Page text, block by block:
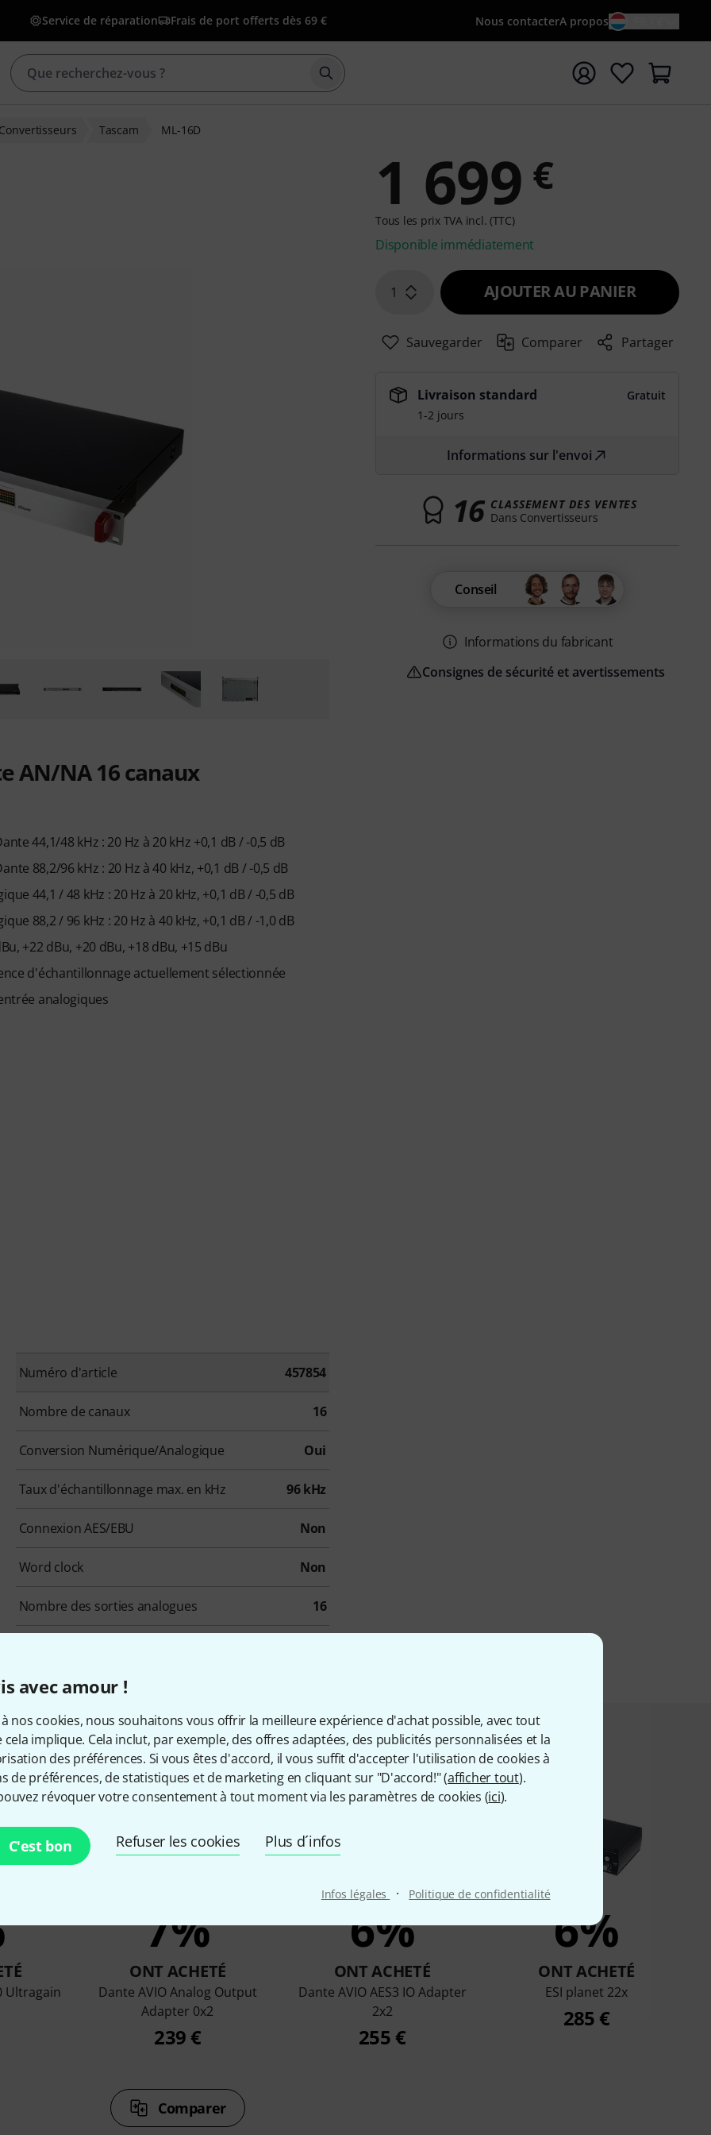
avec amour !
à nos cookies, nous souhaitons vous offrir la meilleure expérience d'achat possible, avec tout
cela implique. Cela inclut, par exemple, des offres adaptées, des publicités personnalisées et la
des préférences. Si vous êtes d'accord, il vous suffit d'accepter l'utilisation de cookies à
de préférences, de statistiques et de marketing en cliquant sur "D'accord!" (afficher tout).
révoquer votre consentement à tout moment via les paramètres de cookies (ici).
C'est bon Refuser les cookies Plus d´infos
Infos légales · Politique de confidentialité
Service de réparation Frais de port offerts dès 69 € Nous contacterA propos
Démarrer la recherche avec le terme de recherche
Convertisseurs Tascam ML-16D
clients
AN/NA 16 canaux
44,1/48 kHz : 20 Hz à 20 kHz +0,1 dB / -0,5 dB
88,2/96 kHz : 20 Hz à 40 kHz, +0,1 dB / -0,5 dB
44,1 / 48 kHz : 20 Hz à 20 kHz, +0,1 dB / -0,5 dB
88,2 / 96 kHz : 20 Hz à 40 kHz, +0,1 dB / -1,0 dB
+22 dBu, +20 dBu, +18 dBu, +15 dBu
d'échantillonnage actuellement sélectionnée
analogiques
Numéro d'article 457854
Nombre de canaux 16
Conversion Numérique/Analogique Oui
Taux d'échantillonnage max. en kHz 96 kHz
Connexion AES/EBU Non
Word clock Non
Nombre des sorties analogues 16
1 699 €
Tous les prix TVA incl. (TTC)
Disponible immédiatement
1 AJOUTER AU PANIER
Sauvegarder Comparer Partager
Livraison standard
Gratuit
1-2 jours
Informations sur l'envoi
16 CLASSEMENT DES VENTES
Dans Convertisseurs
Conseil
Informations du fabricant
Consignes de sécurité et avertissements
ont regardé ce produit ont acheté ceci
Ultragain
7%
ONT ACHETÉ
Dante AVIO Analog Output
Adapter 0x2
239 €
6%
ONT ACHETÉ
Dante AVIO AES3 IO Adapter
2x2
255 €
6%
ONT ACHETÉ
ESI planet 22x
285 €
Comparer